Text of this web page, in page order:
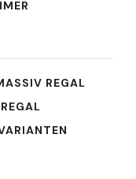
REGAL